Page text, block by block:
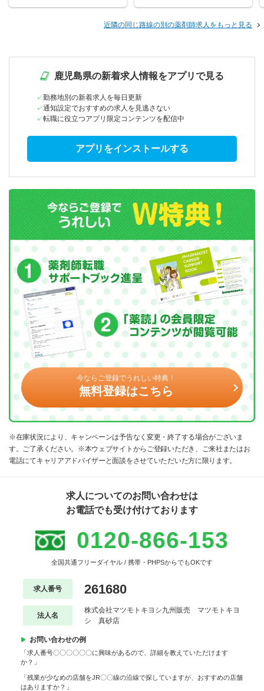
近隣の同じ路線の別の薬剤師求人をもっと見る
鹿児島県の新着求人情報をアプリで見る
勤務地別の新着求人を毎日更新
通知設定でおすすめの求人を見逃さない
転職に役立つアプリ限定コンテンツを配信中
アプリをインストールする
今ならご登録でうれしい特典！
無料登録はこちら
※在庫状況により、キャンペーンは予告なく変更・終了する場合がございま
す。ご了承ください。※本ウェブサイトからご登録いただき、ご来社またはお
電話にてキャリアアドバイザーと面談をさせていただいた方に限ります。
求人についてのお問い合わせは
お電話でも受け付けております
0120-866-153
全国共通フリーダイヤル / 携帯・PHPSからでもOKです
求人番号 261680
法人名
株式会社マツモトキヨシ九州販売 マツモトキヨ
シ 真砂店
お問い合わせの例
「求人番号〇〇〇〇〇〇に興味があるので、詳細を教えていただけます
か？」
「残業が少なめの店舗をJR〇〇線の沿線で探していますが、おすすめの店舗
はありますか？」